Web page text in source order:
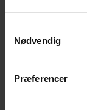
Nødvendig
Præferencer